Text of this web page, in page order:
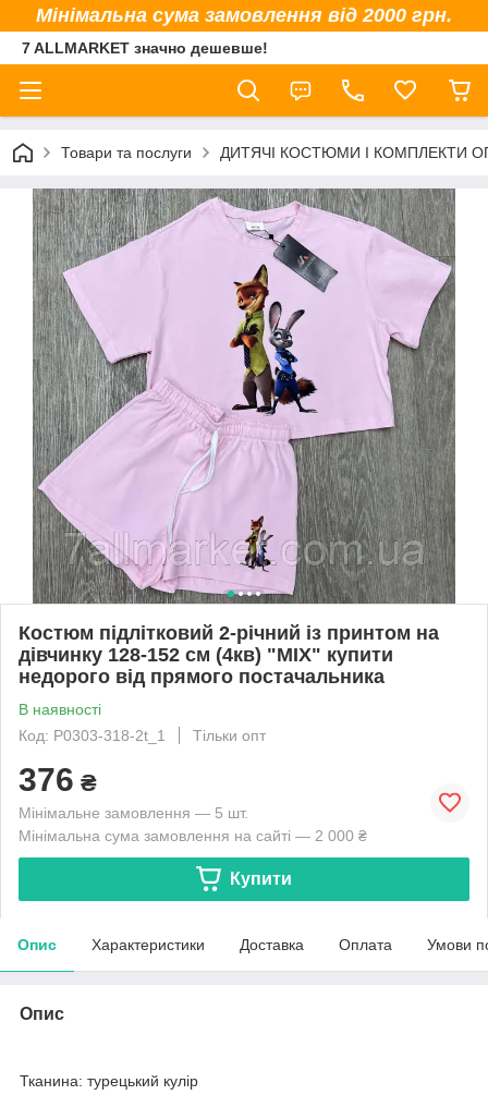
Мінімальна сума замовлення від 2000 грн.
7 ALLMARKET значно дешевше!
Товари та послуги ДИТЯЧІ КОСТЮМИ І КОМПЛЕКТИ
Костюм підлітковий 2-річний із принтом на
дівчинку 128-152 см (4кв) "MIX" купити
недорого від прямого постачальника
В наявності
Код: P0303-318-2t_1
Тільки опт
376 ₴
Мінімальне замовлення — 5 шт.
Мінімальна сума замовлення на сайті — 2 000 ₴
Купити
Опис Характеристики Доставка Оплата Умови
Опис
Тканина: турецький кулір